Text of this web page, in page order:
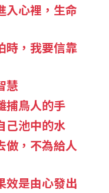
入心裡，生命
時，我要信靠
慧
捕鳥人的手
己池中的水
做，不為給人
效是由心發出